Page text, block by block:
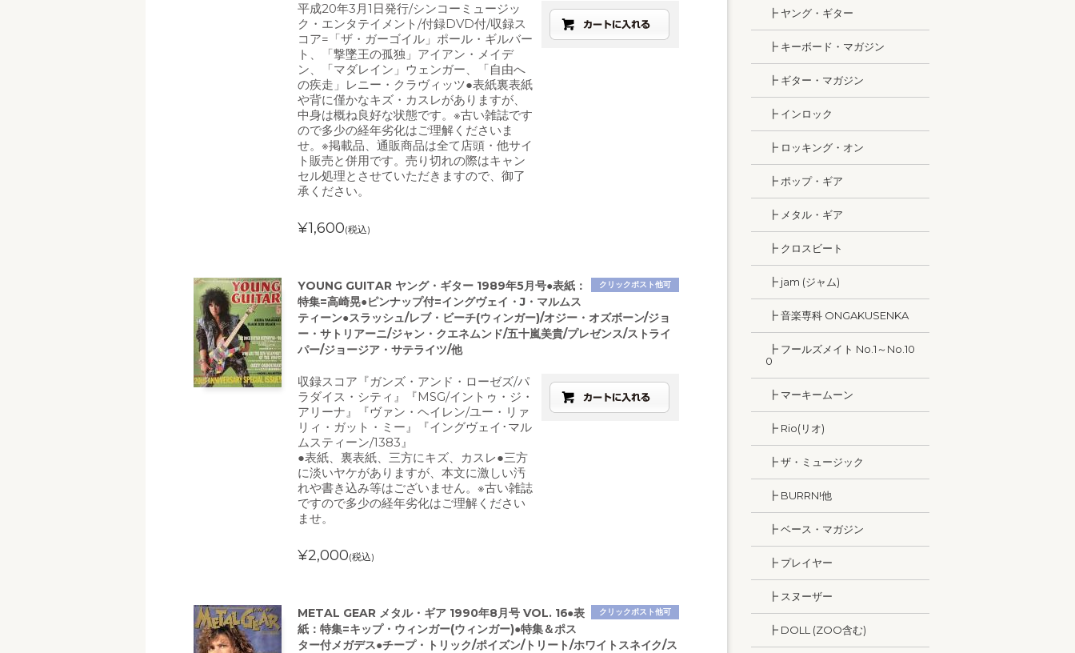
平成20年3月1日発行/シンコーミュージッ
ク・エンタテイメント/付録DVD付/収録ス
コア=「ザ・ガーゴイル」ポール・ギルバー
ト、「撃墜王の孤独」アイアン・メイデ
ン、「マダレイン」ウェンガー、「自由へ
の疾走」レニー・クラヴィッツ●表紙裏表紙
や背に僅かなキズ・カスレがありますが、
中身は概ね良好な状態です。※古い雑誌です
ので多少の経年劣化はご理解くださいま
せ。※掲載品、通販商品は全て店頭・他サイ
ト販売と併用です。売り切れの際はキャン
セル処理とさせていただきますので、御了
承ください。
¥1,600(税込)
クリックポスト他可
YOUNG GUITAR ヤング・ギター 1989年5月号●表紙：
特集=高崎晃●ピンナップ付=イングヴェイ・J・マルムス
ティーン●スラッシュ/レブ・ビーチ(ウィンガー)/オジー・オズボーン/ジョ
ー・サトリアーニ/ジャン・クエネムンド/五十嵐美貴/プレゼンス/ストライ
パー/ジョージア・サテライツ/他
収録スコア『ガンズ・アンド・ローゼズ/パ
ラダイス・シティ』『MSG/イントゥ・ジ・
アリーナ』『ヴァン・ヘイレン/ユー・リァ
リィ・ガット・ミー』『イングヴェイ･マル
ムスティーン/1383』
●表紙、裏表紙、三方にキズ、カスレ●三方
に淡いヤケがありますが、本文に激しい汚
れや書き込み等はございません。※古い雑誌
ですので多少の経年劣化はご理解ください
ませ。
¥2,000(税込)
クリックポスト他可
METAL GEAR メタル・ギア 1990年8月号 VOL. 16●表
紙：特集=キップ・ウィンガー(ウィンガー)●特集＆ポス
ター付メガデス●チープ・トリック/ポイズン/トリート/ホワイトスネイク/ス
┣ ヤング・ギター
┣ キーボード・マガジン
┣ ギター・マガジン
┣ インロック
┣ ロッキング・オン
┣ ポップ・ギア
┣ メタル・ギア
┣ クロスビート
┣ jam (ジャム)
┣ 音楽専科 ONGAKUSENKA
┣ フールズメイト No.1～No.10
0
┣ マーキームーン
┣ Rio(リオ)
┣ ザ・ミュージック
┣ BURRN!他
┣ ベース・マガジン
┣ プレイヤー
┣ スヌーザー
┣ DOLL (ZOO含む)